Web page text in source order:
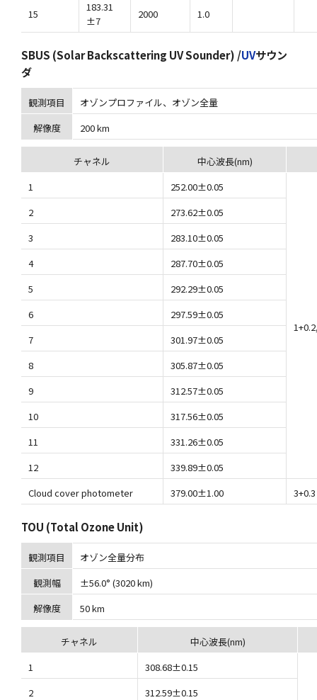
15
183.31
±7
2000 1.0
SBUS (Solar Backscattering UV Sounder) /UVサウン
ダ
観測項目
オゾンプロファイル、オゾン全量
解像度
200 km
チャネル
中心波長(nm)
1
252.00±0.05
2
273.62±0.05
3
283.10±0.05
4
287.70±0.05
5
292.29±0.05
6
297.59±0.05
7
301.97±0.05
8
305.87±0.05
9
312.57±0.05
10
317.56±0.05
11
331.26±0.05
12
339.89±0.05
Cloud cover photometer
379.00±1.00 3+0.3
TOU (Total Ozone Unit)
観測項目
オゾン全量分布
観測幅
±56.0° (3020 km)
解像度
50 km
チャネル
中心波長(nm)
1
308.68±0.15
2
312.59±0.15